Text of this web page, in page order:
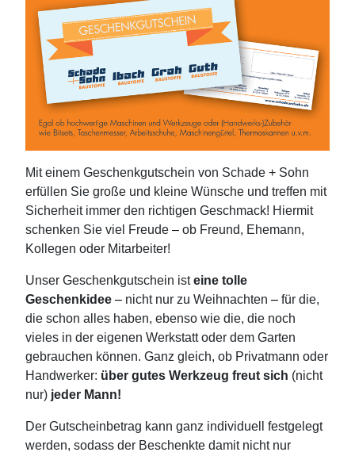
Mit einem Geschenkgutschein von Schade + Sohn
erfüllen Sie große und kleine Wünsche und treffen mit
Sicherheit immer den richtigen Geschmack! Hiermit
schenken Sie viel Freude – ob Freund, Ehemann,
Kollegen oder Mitarbeiter!
Unser Geschenkgutschein isteine tolle
Geschenkidee – nicht nur zu Weihnachten – für die,
die schon alles haben, ebenso wie die, die noch
vieles in der eigenen Werkstatt oder dem Garten
gebrauchen können. Ganz gleich, ob Privatmann oder
Handwerker: über gutes Werkzeug freut sich (nicht
nur) jeder Mann!
Der Gutscheinbetrag kann ganz individuell festgelegt
werden, sodass der Beschenkte damit nicht nur